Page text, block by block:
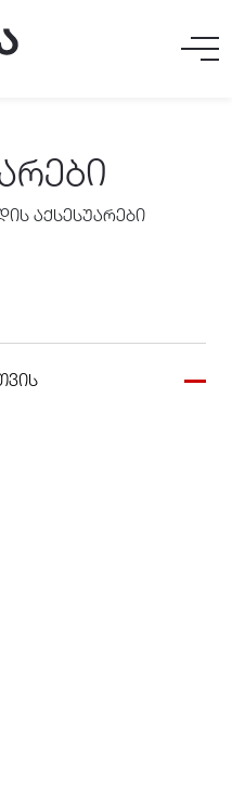
აქსესუარები